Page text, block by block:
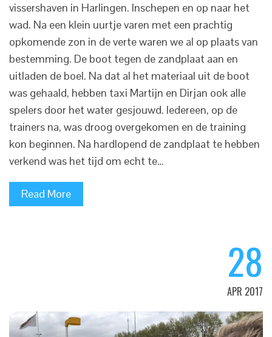
vissershaven in Harlingen. Inschepen en op naar het
wad. Na een klein uurtje varen met een prachtig
opkomende zon in de verte waren we al op plaats van
bestemming. De boot tegen de zandplaat aan en
uitladen de boel. Na dat al het materiaal uit de boot
was gehaald, hebben taxi Martijn en Dirjan ook alle
spelers door het water gesjouwd. Iedereen, op de
trainers na, was droog overgekomen en de training
kon beginnen. Na hardlopend de zandplaat te hebben
verkend was het tijd om echt te…
Read More
28
APR 2017